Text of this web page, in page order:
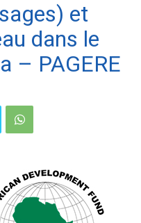
et
dans le
– PAGERE